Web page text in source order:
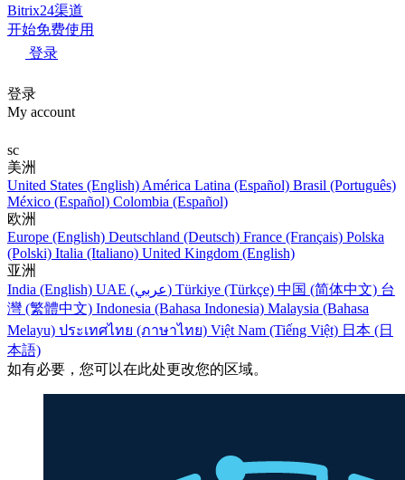
Bitrix24渠道
开始免费使用
登录
登录
My account
sc
美洲
United States (English) América Latina (Español) Brasil (Português)
México (Español) Colombia (Español)
欧洲
Europe (English) Deutschland (Deutsch) France (Français) Polska
(Polski) Italia (Italiano) United Kingdom (English)
亚洲
India (English)
UAE (عربي) Türkiye (Türkçe) 中国 (简体中文) 台
灣 (繁體中文) Indonesia (Bahasa Indonesia) Malaysia (Bahasa
Melayu) ประเทศไทย (ภาษาไทย) Việt Nam (Tiếng Việt) 日本 (日
本語)
如有必要，您可以在此处更改您的区域。